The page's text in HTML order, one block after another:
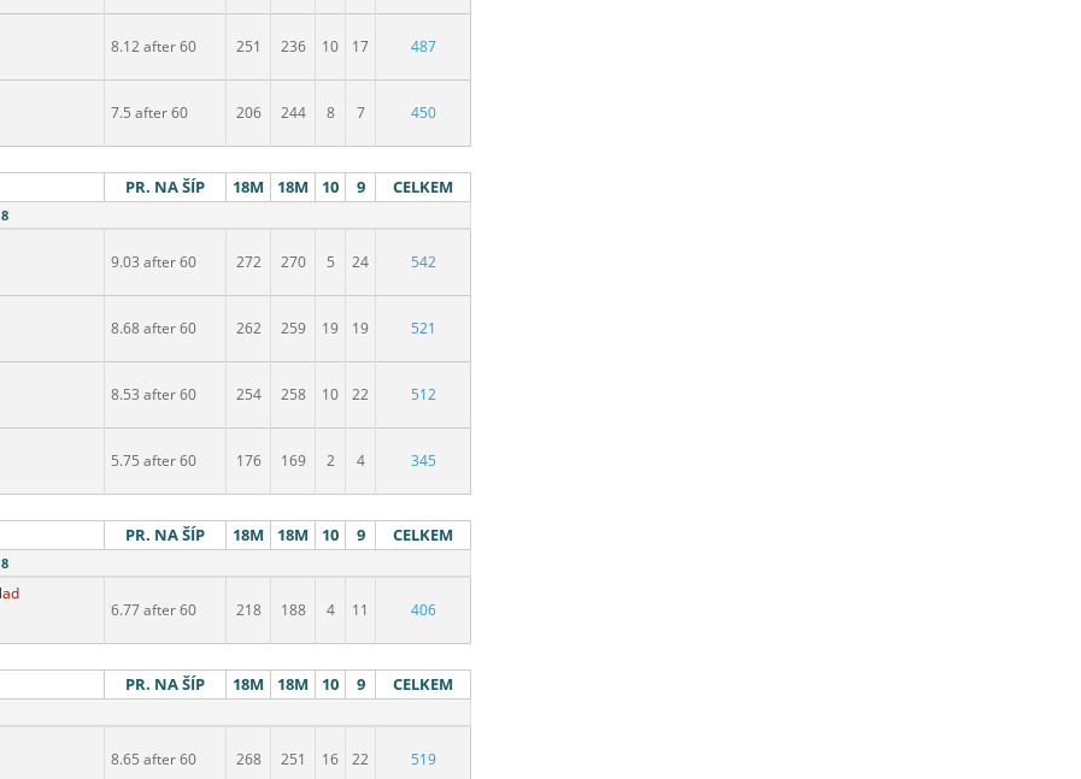
8.12 after 60 251 236 10 17 487
7.5 after 60 206 244 8 7 450
PR. NA ŠÍP 18M 18M 10 9 CELKEM
9.03 after 60 272 270 5 24 542
8.68 after 60 262 259 19 19 521
8.53 after 60 254 258 10 22 512
5.75 after 60 176 169 2 4 345
PR. NA ŠÍP 18M 18M 10 9 CELKEM
6.77 after 60 218 188 4 11 406
PR. NA ŠÍP 18M 18M 10 9 CELKEM
8.65 after 60 268 251 16 22 519